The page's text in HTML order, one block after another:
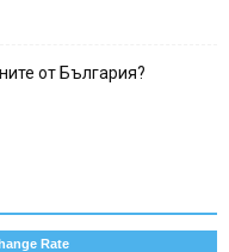
от България?
Rate